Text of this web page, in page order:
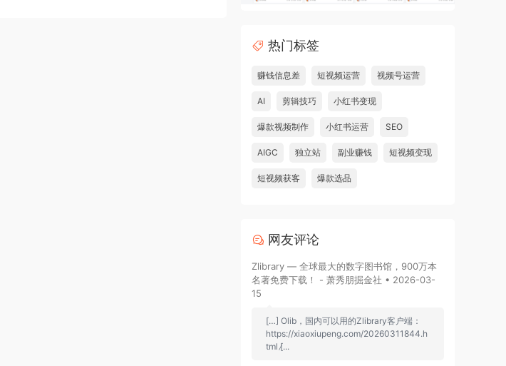
热门标签
赚钱信息差 短视频运营 视频号运营
AI 剪辑技巧 小红书变现
爆款视频制作 小红书运营 SEO
AIGC 独立站 副业赚钱 短视频变现
短视频获客 爆款选品
网友评论
Zlibrary — 全球最大的数字图书馆，900万本
名著免费下载！ - 萧秀朋掘金社 • 2026-03-
15
[…] Olib，国内可以用的Zlibrary客户端：
https://xiaoxiupeng.com/20260311844.h
tml [̷...